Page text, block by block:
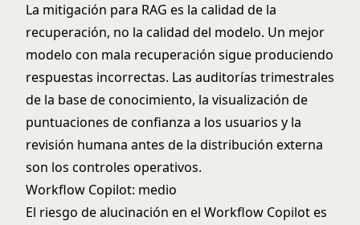
La mitigación para RAG es la calidad de la
recuperación, no la calidad del modelo. Un mejor
modelo con mala recuperación sigue produciendo
respuestas incorrectas. Las auditorías trimestrales
de la base de conocimiento, la visualización de
puntuaciones de confianza a los usuarios y la
revisión humana antes de la distribución externa
son los controles operativos.
Workflow Copilot: medio
El riesgo de alucinación en el Workflow Copilotes